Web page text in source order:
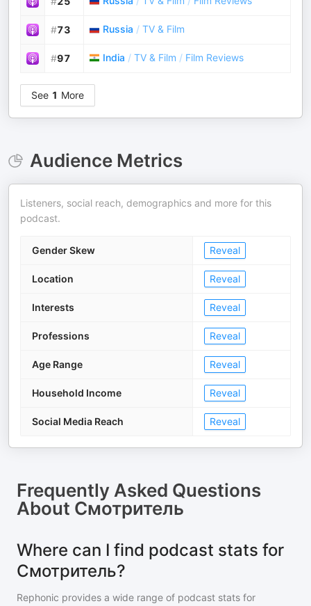
#73 Russia / TV & Film
#97 India / TV & Film / Film Reviews
See 1 More
Audience Metrics
Listeners, social reach, demographics and more for this
podcast.
Gender Skew Reveal
Location Reveal
Interests Reveal
Professions Reveal
Age Range Reveal
Household Income Reveal
Social Media Reach Reveal
Frequently Asked Questions
About Смотритель
Where can I find podcast stats for
Смотритель?
Rephonic provides a wide range of podcast stats for